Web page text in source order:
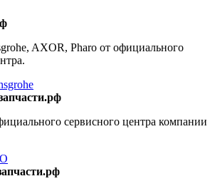
AXOR, Pharo от официального
сервисного центра компании